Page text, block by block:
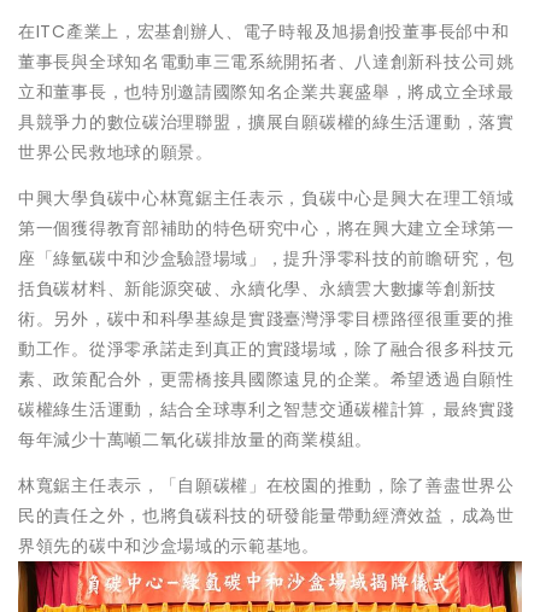
在ITC產業上，宏基創辦人、電子時報及旭揚創投董事長邰中和
董事長與全球知名電動車三電系統開拓者、八達創新科技公司姚
立和董事長，也特別邀請國際知名企業共襄盛舉，將成立全球最
具競爭力的數位碳治理聯盟，擴展自願碳權的綠生活運動，落實
世界公民救地球的願景。
中興大學負碳中心林寬鋸主任表示，負碳中心是興大在理工領域
第一個獲得教育部補助的特色研究中心，將在興大建立全球第一
座「綠氫碳中和沙盒驗證場域」，提升淨零科技的前瞻研究，包
括負碳材料、新能源突破、永續化學、永續雲大數據等創新技
術。另外，碳中和科學基線是實踐臺灣淨零目標路徑很重要的推
動工作。從淨零承諾走到真正的實踐場域，除了融合很多科技元
素、政策配合外，更需橋接具國際遠見的企業。希望透過自願性
碳權綠生活運動，結合全球專利之智慧交通碳權計算，最終實踐
每年減少十萬噸二氧化碳排放量的商業模組。
林寬鋸主任表示，「自願碳權」在校園的推動，除了善盡世界公
民的責任之外，也將負碳科技的研發能量帶動經濟效益，成為世
界領先的碳中和沙盒場域的示範基地。